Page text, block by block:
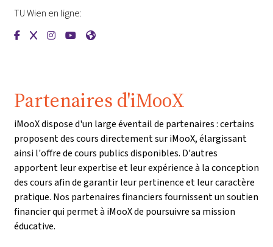
TU Wien en ligne:
{mlang de}Technische Universität Wien{mlang}{mlang
{mlang de}Technische Universität Wien{mlang}{mlang
{mlang de}Technische Universität
{mlang de}Technische Universität
{mlang de}Technische Universität
Partenaires d'iMooX
iMooX dispose d'un large éventail de partenaires : certains
proposent des cours directement sur iMooX, élargissant
ainsi l'offre de cours publics disponibles. D'autres
apportent leur expertise et leur expérience à la conception
des cours afin de garantir leur pertinence et leur caractère
pratique. Nos partenaires financiers fournissent un soutien
financier qui permet à iMooX de poursuivre sa mission
éducative.